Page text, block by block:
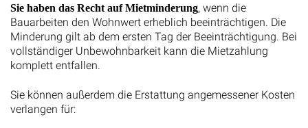
Sie haben das Recht auf Mietminderung, wenn die
Bauarbeiten den Wohnwert erheblich beeinträchtigen. Die
Minderung gilt ab dem ersten Tag der Beeinträchtigung. Bei
vollständiger Unbewohnbarkeit kann die Mietzahlung
komplett entfallen.
Sie können außerdem die Erstattung angemessener Kosten
verlangen für: